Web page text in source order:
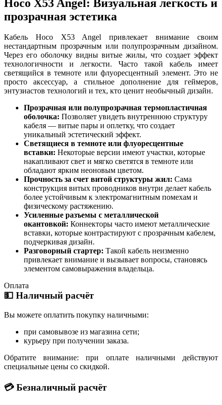
Hoco X53 Angel: Визуальная легкость и
прозрачная эстетика
Кабель Hoco X53 Angel привлекает внимание своим
нестандартным прозрачным или полупрозрачным дизайном.
Через его оболочку видны витые жилы, что создает эффект
технологичности и легкости. Часто такой кабель имеет
светящийся в темноте или флуоресцентный элемент. Это не
просто аксессуар, а стильное дополнение для геймеров,
энтузиастов технологий и тех, кто ценит необычный дизайн.
Прозрачная или полупрозрачная термопластичная
оболочка: Позволяет увидеть внутреннюю структуру
кабеля — витые пары и оплетку, что создает
уникальный эстетический эффект.
Светящиеся в темноте или флуоресцентные
вставки: Некоторые версии имеют участки, которые
накапливают свет и мягко светятся в темноте или
обладают ярким неоновым цветом.
Прочность за счет витой структуры жил: Сама
конструкция витых проводников внутри делает кабель
более устойчивым к электромагнитным помехам и
физическому растяжению.
Усиленные разъемы с металлической
окантовкой: Коннекторы часто имеют металлические
вставки, которые контрастируют с прозрачным кабелем,
подчеркивая дизайн.
Разговорный стартер: Такой кабель неизменно
привлекает внимание и вызывает вопросы, становясь
элементом самовыражения владельца.
Оплата
💵 Наличный расчёт
Вы можете оплатить покупку наличными:
при самовывозе из магазина сети;
курьеру при получении заказа.
Обратите внимание: при оплате наличными действуют
специальные цены со скидкой.
💳 Безналичный расчёт